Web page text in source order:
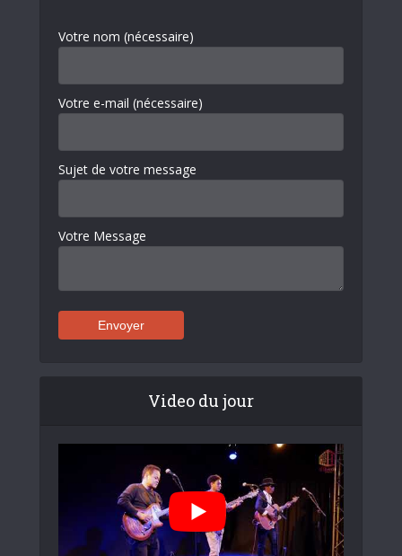
Votre nom (nécessaire)
Votre e-mail (nécessaire)
Sujet de votre message
Votre Message
Video du jour